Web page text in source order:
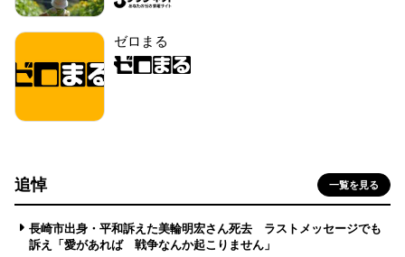
ゼロまる
追悼 一覧を見る
長崎市出身・平和訴えた美輪明宏さん死去 ラストメッセージでも
訴え「愛があれば 戦争なんか起こりません」